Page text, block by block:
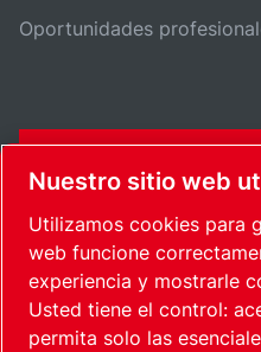
Oportunidades
Nuestro sitio web
Utilizamos cookies para
web funcione
experiencia y mostrarle
Usted tiene el control:
permita solo las